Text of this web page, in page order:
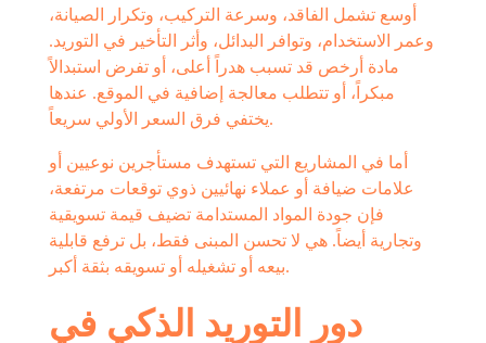
أوسع تشمل الفاقد، وسرعة التركيب، وتكرار الصيانة،
وعمر الاستخدام، وتوافر البدائل، وأثر التأخير في التوريد.
مادة أرخص قد تسبب هدراً أعلى، أو تفرض استبدالاً
مبكراً، أو تتطلب معالجة إضافية في الموقع. عندها
يختفي فرق السعر الأولي سريعاً.
أما في المشاريع التي تستهدف مستأجرين نوعيين أو
علامات ضيافة أو عملاء نهائيين ذوي توقعات مرتفعة،
فإن جودة المواد المستدامة تضيف قيمة تسويقية
وتجارية أيضاً. هي لا تحسن المبنى فقط، بل ترفع قابلية
بيعه أو تشغيله أو تسويقه بثقة أكبر.
دور التوريد الذكي في